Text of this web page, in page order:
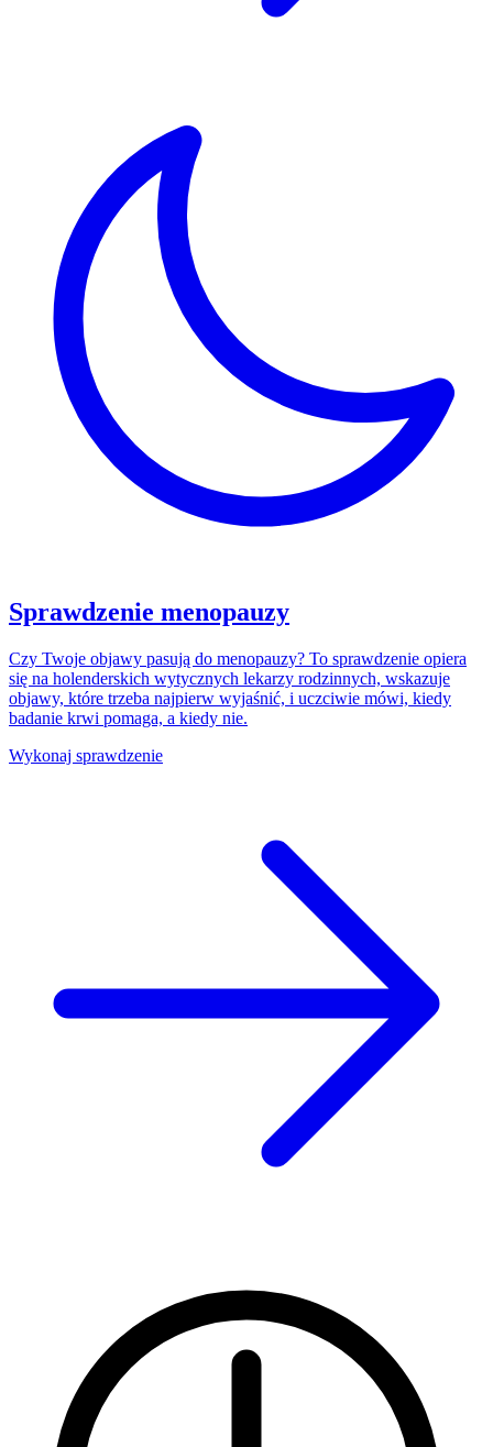
Sprawdzenie menopauzy
Czy Twoje objawy pasują do menopauzy? To sprawdzenie opiera
się na holenderskich wytycznych lekarzy rodzinnych, wskazuje
objawy, które trzeba najpierw wyjaśnić, i uczciwie mówi, kiedy
badanie krwi pomaga, a kiedy nie.
Wykonaj sprawdzenie